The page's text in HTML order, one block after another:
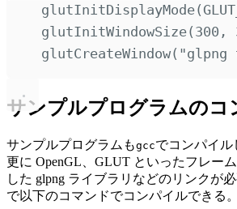
glutInitDisplayMode(
glutInitWindowSize( 300 ,
glutCreateWindow( "glpng
サンプルプログラムのコ
サンプルプログラムもgccでコンパイル
更に OpenGL、GLUT といったフレー
した glpng ライブラリなどのリンクが必
で以下のコマンドでコンパイルできる。